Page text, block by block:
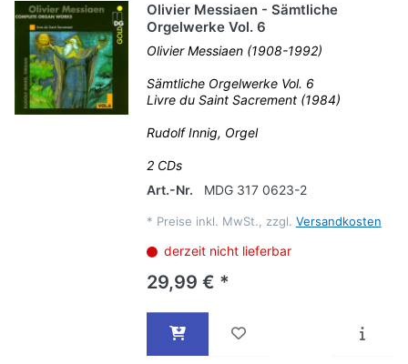
Olivier Messiaen - Sämtliche
Orgelwerke Vol. 6
Olivier Messiaen (1908-1992)
Sämtliche Orgelwerke Vol. 6
Livre du Saint Sacrement (1984)
Rudolf Innig, Orgel
2 CDs
Art.-Nr.
MDG 317 0623-2
* Preise inkl. MwSt., zzgl. Versandkosten
derzeit nicht lieferbar
29,99 € *